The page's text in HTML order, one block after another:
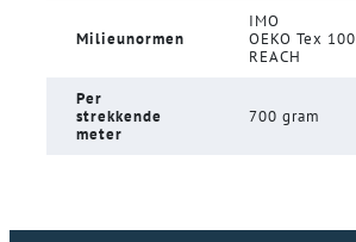
Milieunormen
IMO
OEKO Tex 100
REACH
Per
strekkende
meter
700 gram